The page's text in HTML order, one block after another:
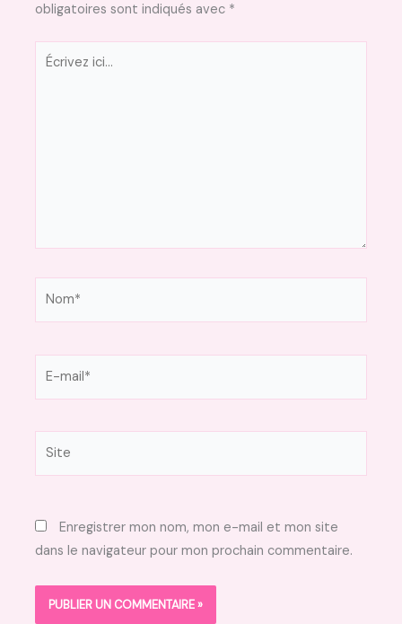
obligatoires sont indiqués avec *
Écrivez
Enregistrer mon nom, mon e-mail et mon site
dans le navigateur pour mon prochain commentaire.